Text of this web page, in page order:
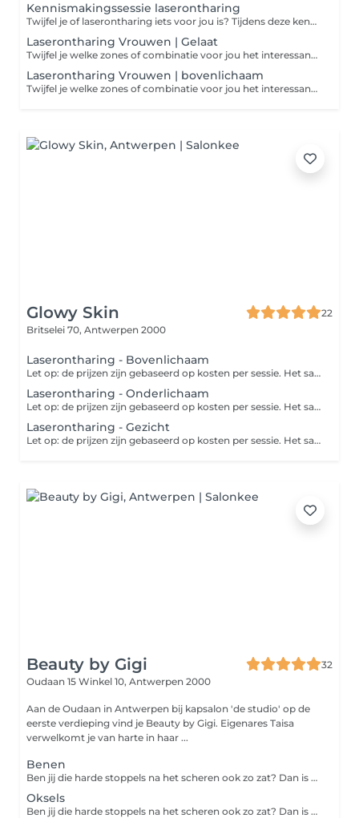
Kennismakingssessie laserontharing
Twijfel je of laserontharing iets voor jou is? Tijdens deze kennismakingssessie neem ik de tijd om jouw huid en verwachtingen te bespreken. Je krijgt duidelijke uitleg en we doen een testmoment, zodat je zelf kan ervaren hoe het aanvoelt. Samen bekijken we welke behandeling het best bij jou past. Persoonlijk, duidelijk en zonder verplichtingen.
Laserontharing Vrouwen | Gelaat
Twijfel je welke zones of combinatie voor jou het interessantst is? Wij werken ook met voordelige pakketten. Neem gerust even contact op of boek een kennismakingssessie, dan bekijken we samen wat het beste bij jou past. Zo ben je zeker van de juiste keuze.
Laserontharing Vrouwen | bovenlichaam
Twijfel je welke zones of combinatie voor jou het interessantst is? Wij werken ook met voordelige pakketten. Neem gerust even contact op of boek een kennismakingssessie, dan bekijken we samen wat het beste bij jou past. Zo ben je zeker van de juiste keuze.
Glowy Skin
22
Britselei 70, Antwerpen 2000
Laserontharing - Bovenlichaam
Let op: de prijzen zijn gebaseerd op kosten per sessie. Het salon raadt aan dat er gemiddeld 6 tot 8 sessies nodig zijn.
Laserontharing - Onderlichaam
Let op: de prijzen zijn gebaseerd op kosten per sessie. Het salon raadt aan dat er gemiddeld 6 tot 8 sessies nodig zijn. Bij een 'bikinilijn' worden ongewenste haren in je liezen en aan de boven- en zijkanten van het bikinigebied verwijderd. Bij een 'Brazilian' wordt niet alleen het schaamhaar van je bikinilijn en venusheuvel verwijderd, maar ook dat van je intieme delen (schaamlippen, bilnaad en rond de anus). Desgewenst wordt er een streepje of driehoekje overgelaten.
Laserontharing - Gezicht
Let op: de prijzen zijn gebaseerd op kosten per sessie. Het salon raadt aan dat er gemiddeld 6 tot 8 sessies nodig zijn.
Beauty by Gigi
32
Oudaan 15 Winkel 10, Antwerpen 2000
Aan de Oudaan in Antwerpen bij kapsalon 'de studio' op de
eerste verdieping vind je Beauty by Gigi. Eigenares Taisa
verwelkomt je van harte in haar ...
Benen
Ben jij die harde stoppels na het scheren ook zo zat? Dan is harsen een goed alternatief. In tegenstelling tot scheren verwijder je met harsen de haar vanaf de wortel, met een zijdezachte huid als resultaat. Je haren blijven na het harsen langer weg en groeien bovendien zachter terug. Zo heb je nooit meer last van die vervelende stoppels!
Oksels
Ben jij die harde stoppels na het scheren ook zo zat? Dan is harsen een goed alternatief. In tegenstelling tot scheren verwijder je met harsen de haar vanaf de wortel, met een zijdezachte huid als resultaat. Je haren blijven na het harsen langer weg en groeien bovendien zachter terug. Zo heb je nooit meer last van die vervelende stoppels!